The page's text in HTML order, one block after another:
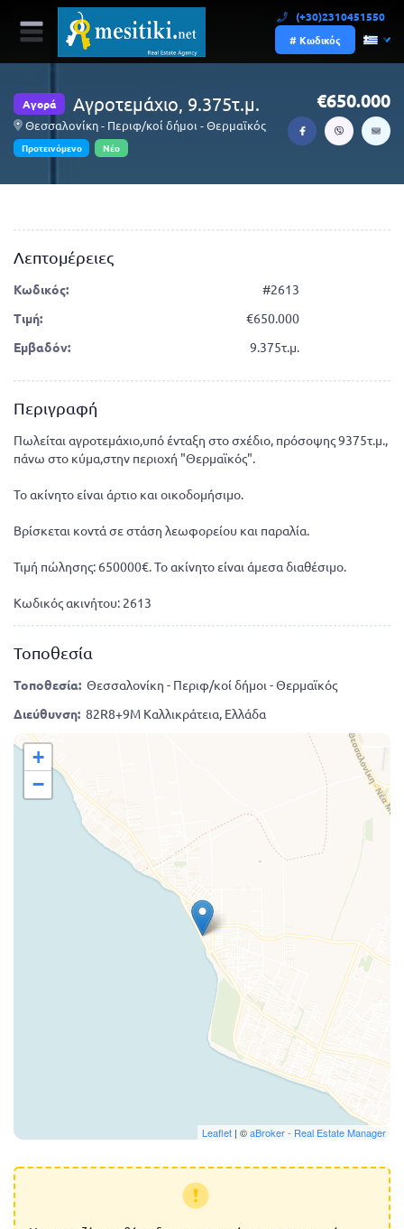
(+30)2310451550
# Κωδικός
Αγορά Αγροτεμάχιο, 9.375τ.μ.
Θεσσαλονίκη - Περιφ/κοί δήμοι - Θερμαϊκός
Προτεινόμενο Νέο
650.000
Λεπτομέρειες
Κωδικός:
#2613
Τιμή:
650.000
Εμβαδόν:
9.375τ.μ.
Περιγραφή
Πωλείται αγροτεμάχιο,υπό ένταξη στο σχέδιο, πρόσοψης 9375τ.μ.,
πάνω στο κύμα,στην περιοχή "Θερμαϊκός".
Το ακίνητο είναι άρτιο και οικοδομήσιμο.
Βρίσκεται κοντά σε στάση λεωφορείου και παραλία.
Τιμή πώλησης: 650000€. Το ακίνητο είναι άμεσα διαθέσιμο.
Κωδικός ακινήτου: 2613
Τοποθεσία
Τοποθεσία: Θεσσαλονίκη - Περιφ/κοί δήμοι - Θερμαϊκός
Διεύθυνση: 82R8+9M Καλλικράτεια, Ελλάδα
+
−
Leaflet | ©aBroker - Real Estate Manager